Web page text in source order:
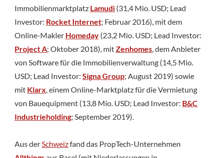
Immobilienmarktplatz Lamudi (31,4 Mio. USD; Lead
Investor: Rocket Internet; Februar 2016), mit dem
Online-Makler Homeday (23,2 Mio. USD; Lead Investor:
Project A; Oktober 2018), mitZenhomes, dem Anbieter
von Software für die Immobilienverwaltung (14,5 Mio.
USD; Lead Investor: Signa Group; August 2019) sowie
mit Klarx, einem Online-Marktplatz für die Vermietung
von Bauequipment (13,8 Mio. USD; Lead Investor: B&C
Industrieholding; September 2019).
Aus derSchweizfand das PropTech-Unternehmen